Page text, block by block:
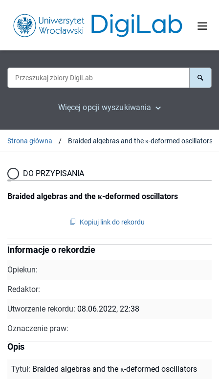
Więcej opcji wyszukiwania
Strona główna Braided algebras and the κ-deformed oscillators
DO PRZYPISANIA
Braided algebras and the κ-deformed oscillators
Kopiuj link do rekordu
Informacje o rekordzie
Opiekun:
Redaktor:
Utworzenie rekordu: 08.06.2022, 22:38
Oznaczenie praw:
Opis
Tytuł: Braided algebras and the κ-deformed oscillators